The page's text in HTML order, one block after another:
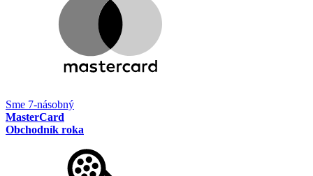
Sme 7-násobný
MasterCard
Obchodník roka